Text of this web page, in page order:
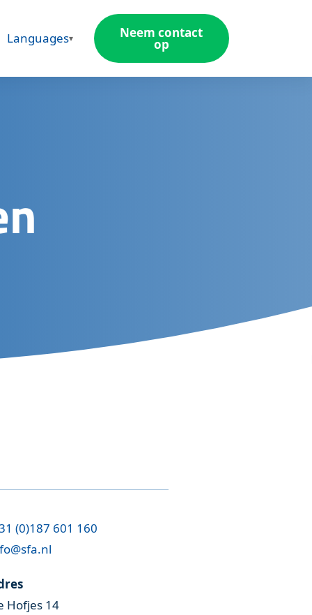
Languages Neem contact
op
(0)187 601 160
Hofjes 14